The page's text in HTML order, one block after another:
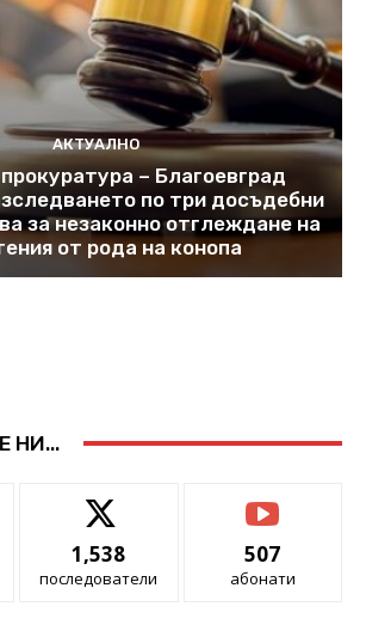
АКТУАЛНО
– Благоевград
по три досъдебни
за незаконно отглеждане на
от рода на конопа
НИ...
1,538
последователи
507
абонати